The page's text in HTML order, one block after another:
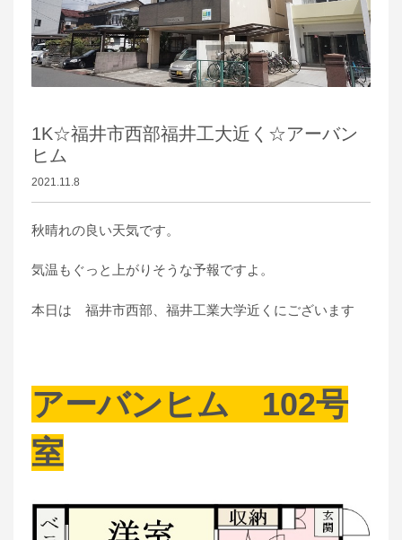
1K☆福井市西部福井工大近く☆アーバン
ヒム
2021.11.8
秋晴れの良い天気です。
気温もぐっと上がりそうな予報ですよ。
本日は 福井市西部、福井工業大学近くにございます
アーバンヒム 102号
室